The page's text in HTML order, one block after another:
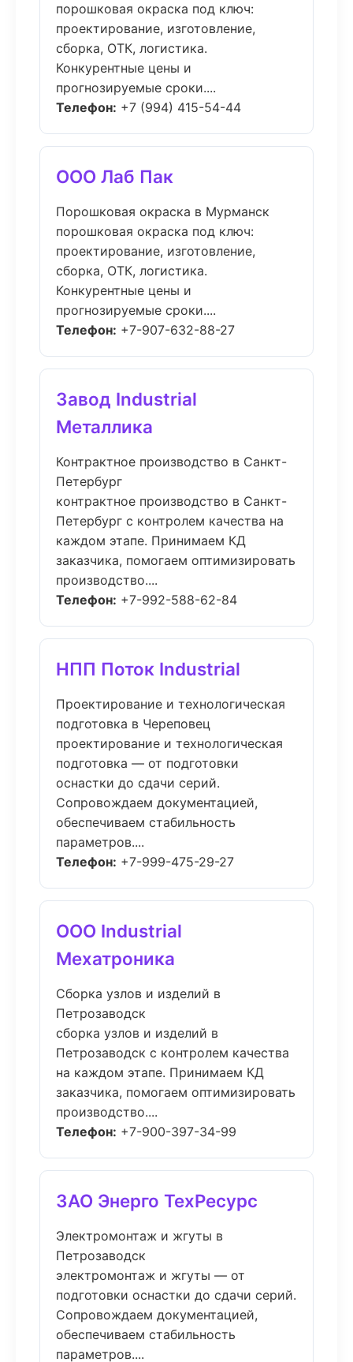
порошковая окраска под ключ:
проектирование, изготовление,
сборка, ОТК, логистика.
Конкурентные цены и
прогнозируемые сроки....
Телефон: +7 (994) 415-54-44
ООО Лаб Пак
Порошковая окраска в Мурманск
порошковая окраска под ключ:
проектирование, изготовление,
сборка, ОТК, логистика.
Конкурентные цены и
прогнозируемые сроки....
Телефон: +7-907-632-88-27
Завод Industrial
Металлика
Контрактное производство в Санкт-
Петербург
контрактное производство в Санкт-
Петербург с контролем качества на
каждом этапе. Принимаем КД
заказчика, помогаем оптимизировать
производство....
Телефон: +7-992-588-62-84
НПП Поток Industrial
Проектирование и технологическая
подготовка в Череповец
проектирование и технологическая
подготовка — от подготовки
оснастки до сдачи серий.
Сопровождаем документацией,
обеспечиваем стабильность
параметров....
Телефон: +7-999-475-29-27
ООО Industrial
Мехатроника
Сборка узлов и изделий в
Петрозаводск
сборка узлов и изделий в
Петрозаводск с контролем качества
на каждом этапе. Принимаем КД
заказчика, помогаем оптимизировать
производство....
Телефон: +7-900-397-34-99
ЗАО Энерго ТехРесурс
Электромонтаж и жгуты в
Петрозаводск
электромонтаж и жгуты — от
подготовки оснастки до сдачи серий.
Сопровождаем документацией,
обеспечиваем стабильность
параметров....